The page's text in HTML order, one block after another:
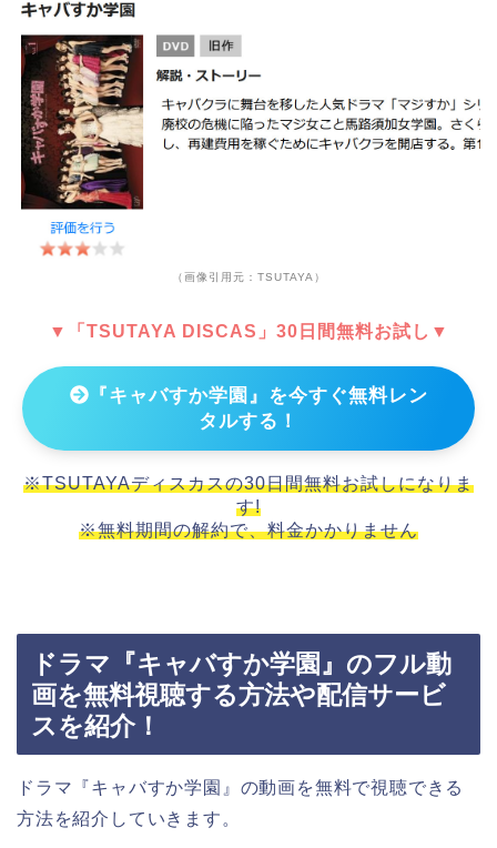
（画像引用元：TSUTAYA）
▼「TSUTAYA DISCAS」30日間無料お試し▼
『キャバすか学園』を今すぐ無料レン
タルする！
※TSUTAYAディスカスの30日間無料お試しになりま
す!
※無料期間の解約で、料金かかりません
ドラマ『キャバすか学園』のフル動
画を無料視聴する方法や配信サービ
スを紹介！
ドラマ『キャバすか学園』の動画を無料で視聴できる
方法を紹介していきます。